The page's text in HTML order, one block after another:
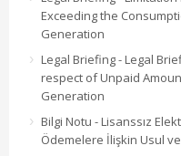
Exceeding the
Generation
Legal Briefing - Legal
respect of Unpaid
Generation
Bilgi Notu - Lisanssız
Ödemelere İlişkin Usul